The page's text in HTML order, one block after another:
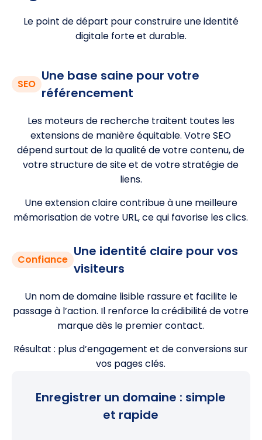
Le point de départ pour construire une identité
digitale forte et durable.
SEO
Une base saine pour votre
référencement
Les moteurs de recherche traitent toutes les
extensions de manière équitable. Votre SEO
dépend surtout de la qualité de votre contenu, de
votre structure de site et de votre stratégie de
liens.
Une extension claire contribue à une meilleure
mémorisation de votre URL, ce qui favorise les clics.
Confiance
Une identité claire pour vos
visiteurs
Un nom de domaine lisible rassure et facilite le
passage à l’action. Il renforce la crédibilité de votre
marque dès le premier contact.
Résultat : plus d’engagement et de conversions sur
vos pages clés.
Enregistrer un domaine : simple
et rapide